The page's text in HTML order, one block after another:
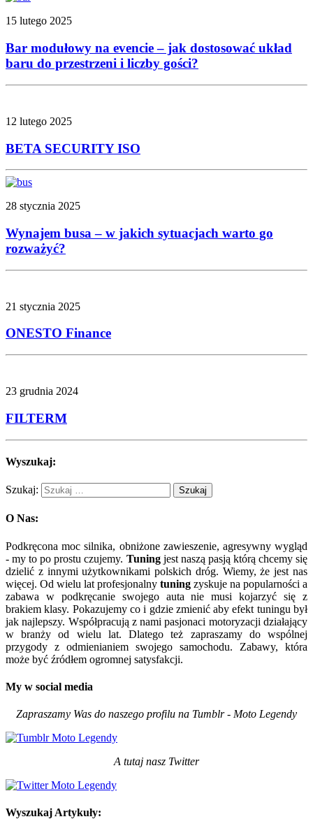
15 lutego 2025
Bar modułowy na evencie – jak dostosować układ
baru do przestrzeni i liczby gości?
12 lutego 2025
BETA SECURITY ISO
28 stycznia 2025
Wynajem busa – w jakich sytuacjach warto go
rozważyć?
21 stycznia 2025
ONESTO Finance
23 grudnia 2024
FILTERM
Wyszukaj:
Szukaj:
O Nas:
Podkręcona moc silnika, obniżone zawieszenie, agresywny wygląd
- my to po prostu czujemy. Tuningjest naszą pasją którą chcemy się
dzielić z innymi użytkownikami polskich dróg. Wiemy, że jest nas
więcej. Od wielu lat profesjonalny tuning zyskuje na popularności a
zabawa w podkręcanie swojego auta nie musi kojarzyć się z
brakiem klasy. Pokazujemy co i gdzie zmienić aby efekt tuningu był
jak najlepszy. Współpracują z nami pasjonaci motoryzacji działający
w branży od wielu lat. Dlatego też zapraszamy do wspólnej
przygody z odmienianiem swojego samochodu. Zabawy, która
może być źródłem ogromnej satysfakcji.
My w social media
Zapraszamy Was do naszego profilu na Tumblr - Moto Legendy
A tutaj nasz Twitter
Wyszukaj Artykuły: